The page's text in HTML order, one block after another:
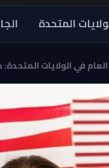
المتحدة
في الولايات